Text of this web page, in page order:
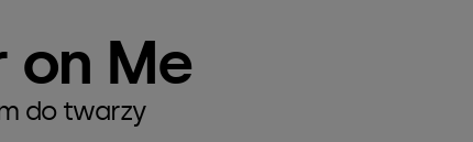
on Me
do twarzy